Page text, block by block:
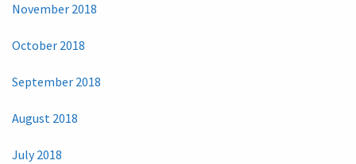
November 2018
October 2018
September 2018
August 2018
July 2018